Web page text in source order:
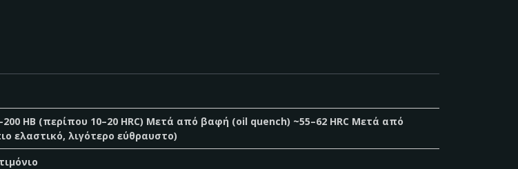
HB (περίπου 10–20 HRC) Μετά από βαφή (oil quench) ~55–62 HRC Μετά από
ελαστικό, λιγότερο εύθραυστο)